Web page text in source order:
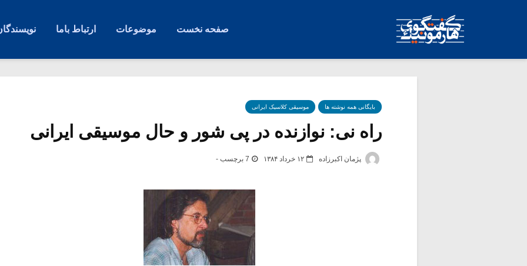
صفحه نخست موضوعات ارتباط باما
بایگانی همه نوشته ها موسیقی کلاسیک ایرانی
راه نی: نوازنده در پی شور و حال موسیقی ایرانی
پژمان اکبرزاده ۱۲ خرداد ۱۳۸۴ 7 برچسب -